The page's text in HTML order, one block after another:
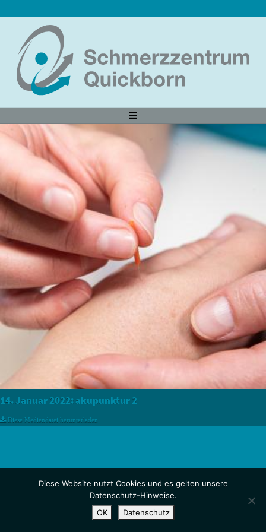
14. Januar 2022:akupunktur 2
Diese Mediendatei herunterladen
Diese Website nutzt Cookies und es gelten unsere
Datenschutz-Hinweise.
OK
Datenschutz